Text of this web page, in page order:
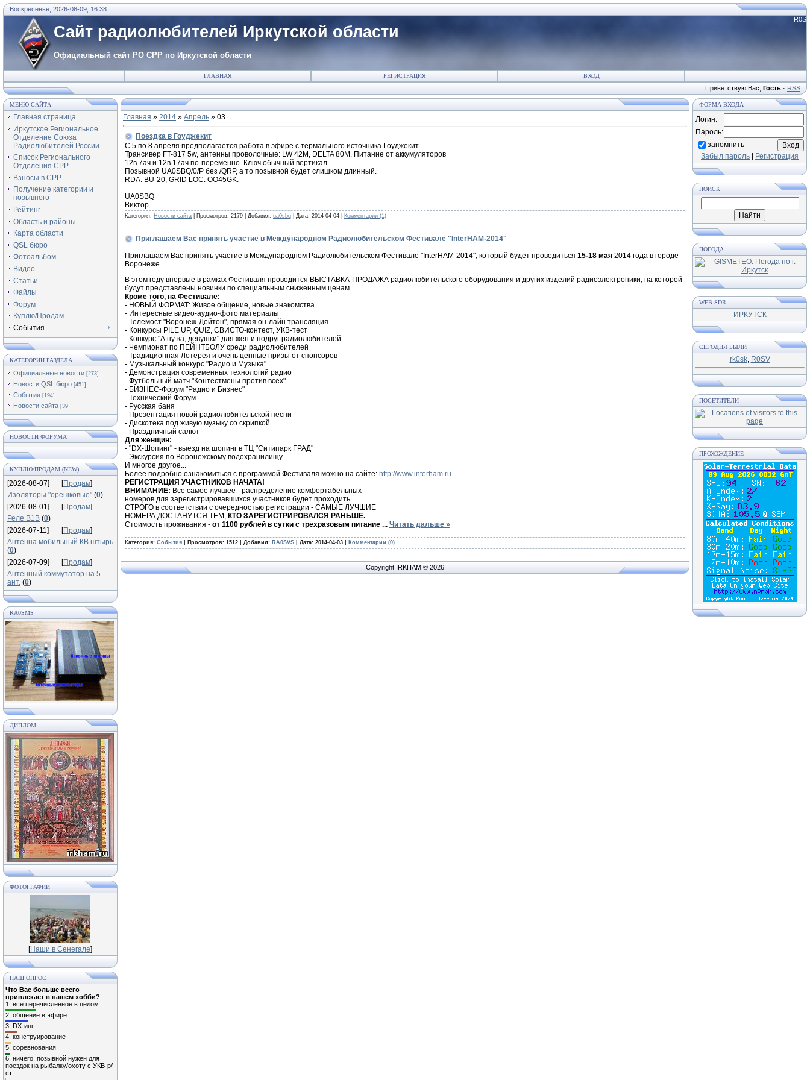
Воскресенье, 2026-08-09, 16:38
R0S
Сайт радиолюбителей Иркутской области
Официальный сайт РО СРР по Иркутской области
ГЛАВНАЯ РЕГИСТРАЦИЯ ВХОД
Приветствую Вас Гость · RSS
МЕНЮ САЙТА
Главная страница
Иркутское Региональное
Отделение Союза
Радиолюбителей России
Список Регионального
Отделения СРР
Взносы в СРР
Получение категории и
позывного
Рейтинг
Область и районы
Карта области
QSL бюро
Фотоальбом
Видео
Статьи
Файлы
Форум
Куплю/Продам
События
КАТЕГОРИИ РАЗДЕЛА
Официальные новости [273]
Новости QSL бюро [451]
События [194]
Новости сайта [39]
НОВОСТИ ФОРУМА
КУПЛЮ/ПРОДАМ (NEW)
[2026-08-07] [Продам]
Изоляторы "орешковые" (0)
[2026-08-01]
[Продам]
Реле В1В (0)
[2026-07-11]
[Продам]
Антенна мобильный КВ штырь
(0)
[2026-07-09]
[Продам]
Антенный коммутатор на 5
ант. (0)
RA0SMS
ДИПЛОМ
ФОТОГРАФИИ
[Наши в Сенегале]
НАШ ОПРОС
Что Вас больше всего
привлекает в нашем хобби?
1. все перечисленное в целом
2. общение в эфире
3. DX-инг
4. конструирование
5. соревнования
6. ничего, позывной нужен для
поездок на рыбалку/охоту с УКВ-р/
ст.
Главная » 2014 » Апрель » 03
Поездка в Гоуджекит
С 5 по 8 апреля предполагается работа в эфире с термального источника Гоуджекит.
Трансивер FT-817 5w, антенны проволочные: LW 42M, DELTA 80M. Питание от аккумуляторов
12в 7ач и 12в 17ач по-переменно. Ключ обычный вертикал.
Позывной UA0SBQ/0/P без /QRP, а то позывной будет слишком длинный.
RDA: BU-20, GRID LOC: OO45GK.
UA0SBQ
Виктор
Категория: Новости сайта Просмотров: 2179 Добавил: ua0sbq Дата: 2014-04-04 Комментарии (1)
Приглашаем Вас принять участие в Международном Радиолюбительском Фестивале "InterHAM-2014"
Приглашаем Вас принять участие в Международном Радиолюбительском Фестивале "InterHAM-2014", который будет проводиться 15-18 мая 2014 года в городе
Воронеже.
В этом году впервые в рамках Фестиваля проводится ВЫСТАВКА-ПРОДАЖА радиолюбительского оборудования и других изделий радиоэлектроники, на которой
будут представлены новинки по специальным сниженным ценам.
Кроме того, на Фестивале:
- НОВЫЙ ФОРМАТ: Живое общение, новые знакомства
- Интересные видео-аудио-фото материалы
- Телемост "Воронеж-Дейтон", прямая он-лайн трансляция
- Конкурсы PILE UP, QUIZ, СВИСТО-контест, УКВ-тест
- Конкурс "А ну-ка, девушки" для жен и подруг радиолюбителей
- Чемпионат по ПЕЙНТБОЛУ среди радиолюбителей
- Традиционная Лотерея и очень ценные призы от спонсоров
- Музыкальный конкурс "Радио и Музыка"
- Демонстрация современных технологий радио
- Футбольный матч "Контестмены против всех"
- БИЗНЕС-Форум "Радио и Бизнес"
- Технический Форум
- Русская баня
- Презентация новой радиолюбительской песни
- Дискотека под живую музыку со скрипкой
- Праздничный салют
Для женщин:
- "DX-Шопинг" - выезд на шопинг в ТЦ "Ситипарк ГРАД"
- Экскурсия по Воронежскому водохранилищу
И многое другое...
Более подробно ознакомиться с программой Фестиваля можно на сайте: http://www.interham.ru
РЕГИСТРАЦИЯ УЧАСТНИКОВ НАЧАТА!
ВНИМАНИЕ: Все самое лучшее - распределение комфортабельных
номеров для зарегистрировавшихся участников будет проходить
СТРОГО в соответствии с очередностью регистрации - САМЫЕ ЛУЧШИЕ
НОМЕРА ДОСТАНУТСЯ ТЕМ, КТО ЗАРЕГИСТРИРОВАЛСЯ РАНЬШЕ.
Стоимость проживания - от 1100 рублей в сутки с трехразовым питание ... Читать дальше »
Категория: События Просмотров: 1512 Добавил: RA0SVS Дата: 2014-04-03 Комментарии (0)
Copyright IRKHAM © 2026
ФОРМА ВХОДА
Логин:
Пароль:
запомнить
Забыл пароль
Регистрация
ПОИСК
ПОГОДА
WEB SDR
ИРКУТСК
СЕГОДНЯ БЫЛИ
rk0sk, R0SV
ПОСЕТИТЕЛИ
ПРОХОЖДЕНИЕ